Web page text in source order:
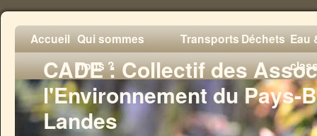
CADE : Collectif des
l'Environnement du Pays-
Landes
Accueil Qui sommes
nous ?
TransportsDéchets Eau